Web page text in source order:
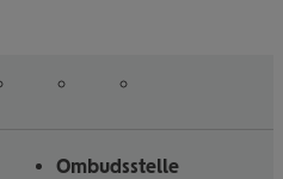
Ombudsstelle
uns